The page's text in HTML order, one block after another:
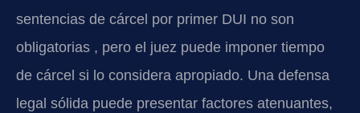
sentencias de cárcel por primer DUI no son
obligatorias , pero el juez puede imponer tiempo
de cárcel si lo considera apropiado. Una defensa
legal sólida puede presentar factores atenuantes,